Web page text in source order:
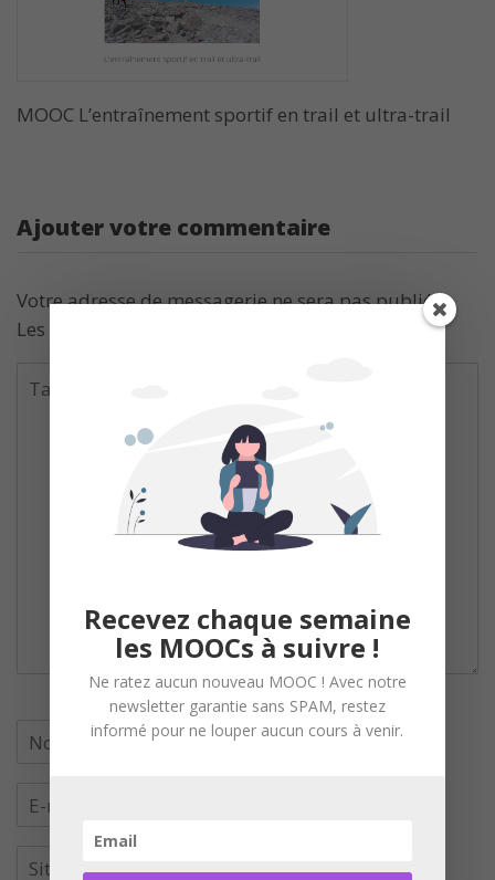
MOOC L’entraînement sportif en trail et ultra-trail
Ajouter votre commentaire
Votre adresse de messagerie ne sera pas publiée.
Les champs obligatoires sont indiqués avec
Recevez chaque semaine
les MOOCs à suivre !
Ne ratez aucun nouveau MOOC ! Avec notre
newsletter garantie sans SPAM, restez
informé pour ne louper aucun cours à venir.